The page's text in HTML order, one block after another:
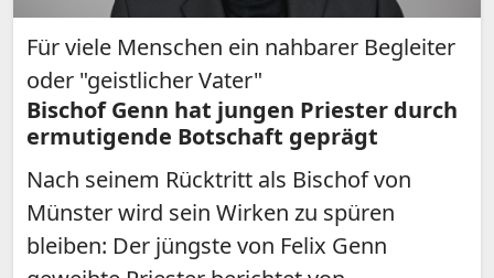
Für viele Menschen ein nahbarer Begleiter
oder "geistlicher Vater"
Bischof Genn hat jungen Priester durch
ermutigende Botschaft geprägt
Nach seinem Rücktritt als Bischof von
Münster wird sein Wirken zu spüren
bleiben: Der jüngste von Felix Genn